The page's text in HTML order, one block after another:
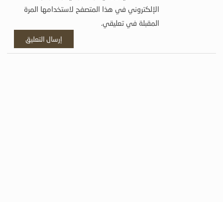
الإلكتروني في هذا المتصفح لاستخدامها المرة
المقبلة في تعليقي.